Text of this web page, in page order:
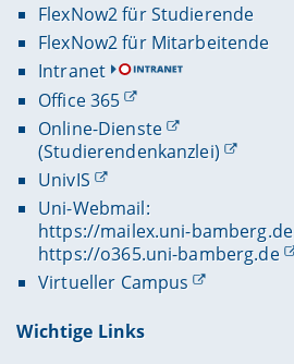
FlexNow2 für Studierende
FlexNow2 für Mitarbeitende
Intranet
Office 365
Online-Dienste
(Studierendenkanzlei)
UnivIS
Uni-Webmail:
https://mailex.uni-bamberg.de
https://o365.uni-bamberg.de
Virtueller Campus
Wichtige Links